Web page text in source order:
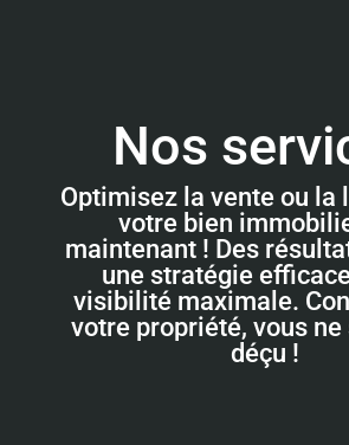
Nos
Optimisez la vente ou la
votre bien
maintenant ! Des
une stratégie
visibilité maximale.
votre propriété, vous ne
déçu !